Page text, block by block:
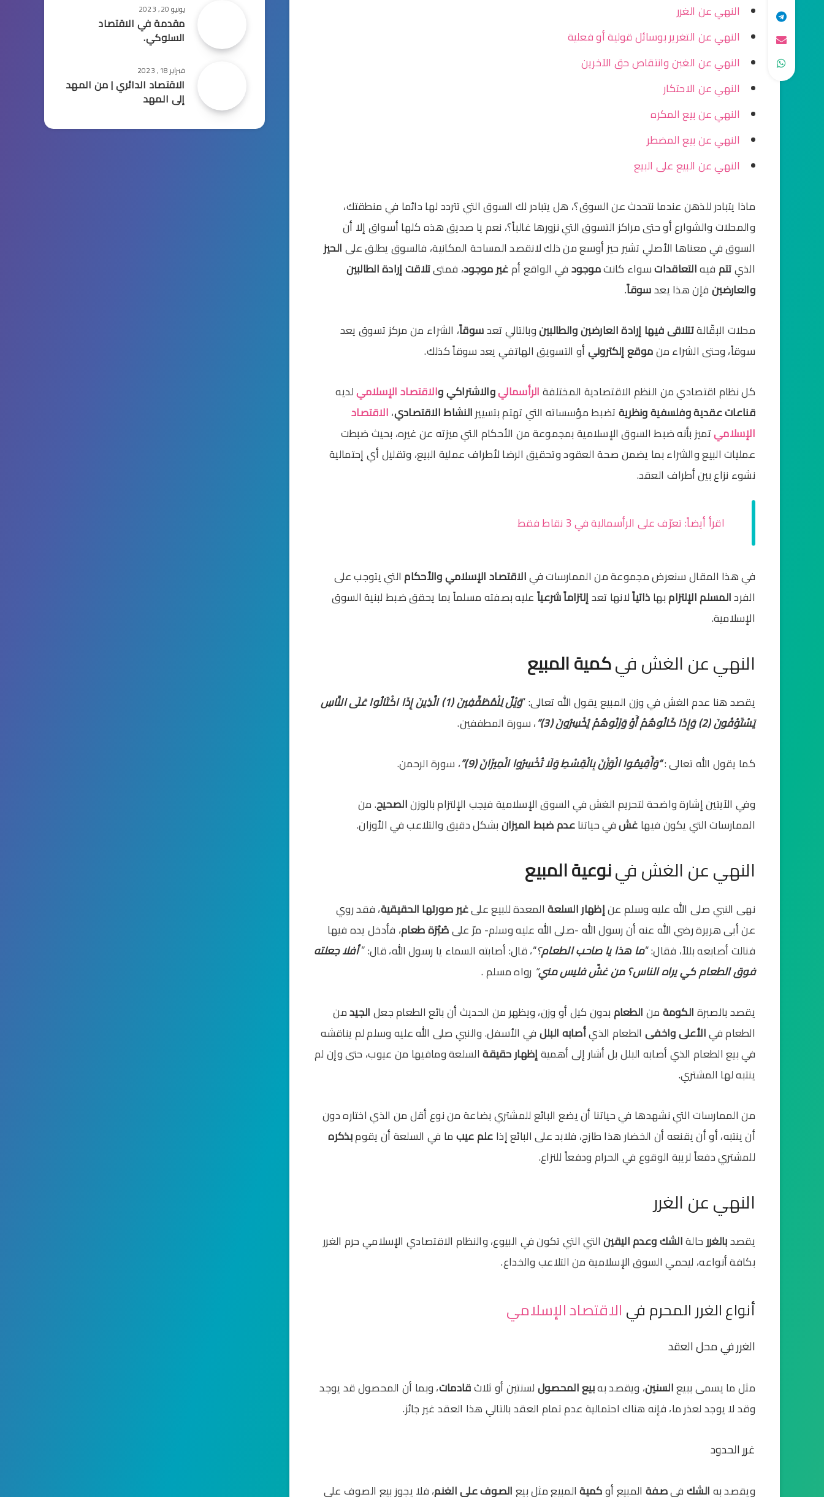
النهي عن الغرر
النهي عن التغرير بوسائل قولية أو فعلية
النهي عن الغبن وانتقاص حق الآخرين
النهي عن الاحتكار
النهي عن بيع المكره
النهي عن بيع المضطر
النهي عن البيع على البيع
ماذا يتبادر للذهن عندما نتحدث عن السوق؟، هل يتبادر لك السوق التي تتردد لها دائما في منطقتك،
والمحلات والشوارع أو حتى مراكز التسوق التي نزورها غالباً؟، نعم يا صديق هذه كلها أسواق إلا أن
السوق في معناها الأصلي تشير حيز أوسع من ذلك لانقصد المساحة المكانية، فالسوق يطلق علىالحيز
الذيتتمفيهالتعاقداتسواء كانتموجودفي الواقع أمغير موجود، فمتىتلاقت إرادة الطالبين
والعارضينفإن هذا يعدسوقاً.
محلات البقّالةتتلاقى فيها إرادة العارضين والطالبينوبالتالي تعدسوقاً، الشراء من مركز تسوق يعد
سوقاً، وحتى الشراء منموقع إلكترونيأو التسويق الهاتفي يعد سوقاً كذلك.
كل نظام اقتصادي من النظم الاقتصادية المختلفةالرأسماليوالاشتراكيوالاقتصاد الإسلاميلديه
قناعات عقدية وفلسفية ونظريةتضبط مؤسساته التي تهتم بتسييرالنشاط الاقتصادي،الاقتصاد
الإسلاميتميز بأنه ضبط السوق الإسلامية بمجموعة من الأحكام التي ميزته عن غيره، بحيث ضبطت
عمليات البيع والشراء بما يضمن صحة العقود وتحقيق الرضا لأطراف عملية البيع، وتقليل أي إحتمالية
نشوء نزاع بين أطراف العقد.
اقرأ أيضاً: تعرّف على الرأسمالية في 3 نقاط فقط
في هذا المقال سنعرض مجموعة من الممارسات فيالاقتصاد الإسلاميوالأحكامالتي يتوجب على
الفردالمسلمالإلتزامبهاذاتياًلانها تعدإلتزاماً شرعياًعليه بصفته مسلماً بما يحقق ضبط لبنية السوق
الإسلامية.
النهي عن الغش فيكمية المبيع
يقصد هنا عدم الغش في وزن المبيع يقول الله تعالى: “
وَيْلٌ لِلْمُطَفِّفِينَ (1) الَّذِينَ إِذَا اكْتَالُوا عَلَى النَّاسِ
يَسْتَوْفُونَ (2) وَإِذَا كَالُوهُمْ أَوْ وَزَنُوهُمْ يُخْسِرُونَ (3)”
، سورة المطففين.
كما يقول الله تعالى :“وَأَقِيمُوا الْوَزْنَ بِالْقِسْطِ وَلَا تُخْسِرُوا الْمِيزَانَ (9)” ، سورة الرحمن.
وفي الآيتين إشارة واضحة لتحريم الغش في السوق الإسلامية فيجب الإلتزام بالوزنالصحيح. من
الممارسات التي يكون فيهاغشفي حياتناعدم ضبط الميزانبشكل دقيق والتلاعب في الأوزان.
النهي عن الغش فينوعية المبيع
نهى النبي صلى الله عليه وسلم عنإظهار السلعةالمعدة للبيع علىغير صورتها الحقيقية، فقد روي
عن أبى هريرة رضي الله عنه أن رسول الله -صلى الله عليه وسلم- مرّ علىصُبْرَة طعام، فأدخل يده فيها
فنالت أصابعه بللاً، فقال: “ما هذا يا صاحب الطعام؟“، قال: أصابته السماء يا رسول الله، قال: ”أفلا جعلته
فوق الطعام كي يراه الناس؟ من غشّ فليس مني” رواه مسلم .
يقصد بالصبرةالكومةمنالطعامبدون كيل أو وزن، ويظهر من الحديث أن بائع الطعام جعلالجيدمن
الطعام فيالأعلىواخفى الطعام الذيأصابه البللفي الأسفل. والنبي صلى الله عليه وسلم لم يناقشه
في بيع الطعام الذي أصابه البلل بل أشار إلى أهميةإظهار حقيقةالسلعة ومافيها من عيوب، حتى وإن لم
ينتبه لها المشتري.
من الممارسات التي نشهدها في حياتنا أن يضع البائع للمشتري بضاعة من نوع أقل من الذي اختاره دون
أن ينتبه، أو أن يقنعه أن الخضار هذا طازج، فلابد على البائع إذاعلم عيبما في السلعة أن يقومبذكره
للمشتري دفعاً لريبة الوقوع في الحرام ودفعاً للنزاع.
النهي عن الغرر
يقصدبالغررحالةالشك وعدم اليقينالتي التي تكون في البيوع، والنظام الاقتصادي الإسلامي حرم الغرر
بكافة أنواعه، ليحمي السوق الإسلامية من التلاعب والخداع.
أنواع الغرر المحرم في الاقتصاد الإسلامي
الغرر في محل العقد
مثل ما يسمى ببيعالسنين، ويقصد بهبيع المحصوللسنتين أو ثلاثقادمات، وبما أن المحصول قد يوجد
وقد لا يوجد لعذر ما، فإنه هناك احتمالية عدم تمام العقد بالتالي هذا العقد غير جائز.
غرر الحدود
ويقصد بهالشكفيصفة المبيع أوكميةالمبيع مثل بيعالصوفعلىالغنم، فلا يجوز بيع الصوف على
يونيو 20, 2023
مقدمة في الاقتصاد
السلوكي.
فبراير 18, 2023
الاقتصاد الدائري | من المهد
إلى المهد